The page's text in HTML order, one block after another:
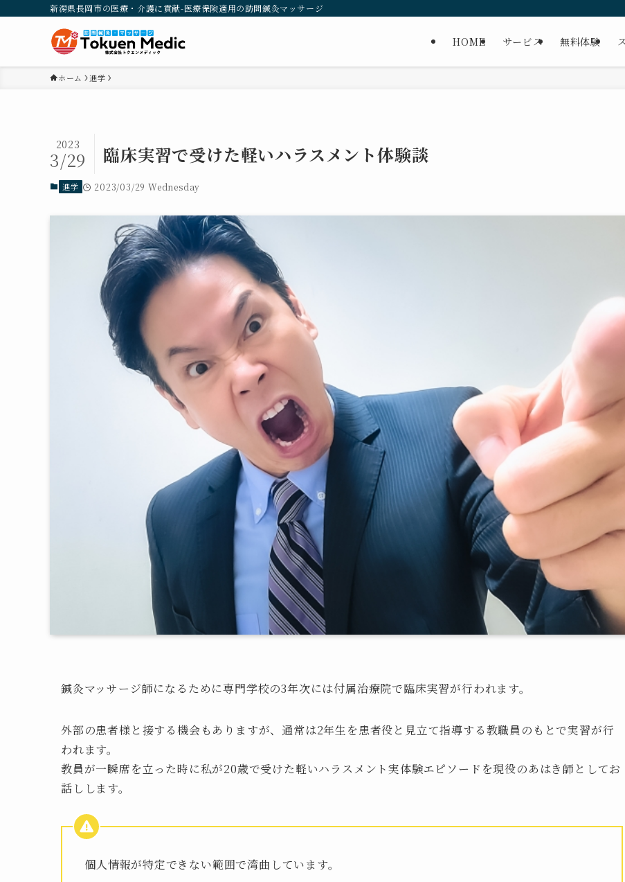
新潟県長岡市の医療・介護に貢献-医療保険適用の訪問鍼灸マッサージ
HOME サービス 無料体験
ホーム 進学
臨床実習で受けた軽いハラスメント体験談
2023
3/29
進学 2023/03/29 Wednesday
鍼灸マッサージ師になるために専門学校の3年次には付属治療院で臨床実習が行われます。
外部の患者様と接する機会もありますが、通常は2年生を患者役と見立て指導する教職員のもとで実習が行
われます。
教員が一瞬席を立った時に私が20歳で受けた軽いハラスメント実体験エピソードを現役のあはき師としてお
話しします。
個人情報が特定できない範囲で湾曲しています。